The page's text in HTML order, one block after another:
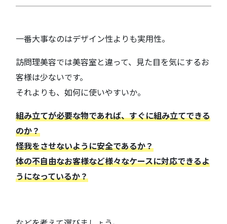
一番大事なのはデザイン性よりも実用性。
訪問理美容では美容室と違って、見た目を気にするお
客様は少ないです。
それよりも、如何に使いやすいか。
組み立てが必要な物であれば、すぐに組み立てできる
のか？
怪我をさせないように安全であるか？
体の不自由なお客様など様々なケースに対応できるよ
うになっているか？